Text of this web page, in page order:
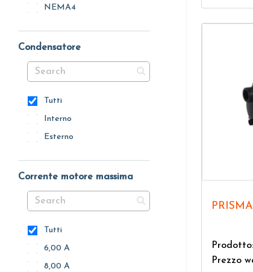
NEMA4
Condensatore
Tutti
Interno
Esterno
Corrente motore massima
Tutti
6,00 A
8,00 A
Prezzo